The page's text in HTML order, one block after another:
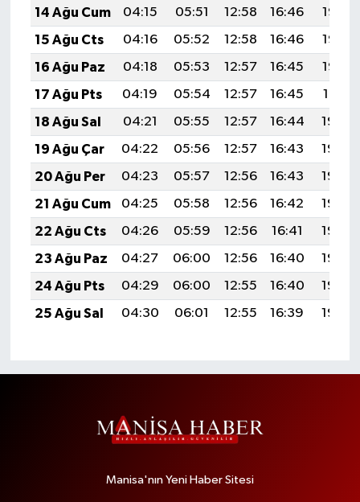
14 Ağu Cum
04:15 05:51 12:58 16:46
19:55
15 Ağu Cts
04:16 05:52 12:58 16:46
19:53
16 Ağu Paz
04:18 05:53 12:57 16:45
19:52
17 Ağu Pts
04:19 05:54 12:57 16:45
19:51
18 Ağu Sal
04:21 05:55 12:57 16:44
19:49
19 Ağu Çar
04:22 05:56 12:57 16:43
19:48
20 Ağu Per
04:23 05:57 12:56 16:43
19:46
21 Ağu Cum
04:25 05:58 12:56 16:42
19:45
22 Ağu Cts
04:26 05:59 12:56 16:41
19:43
23 Ağu Paz
04:27 06:00 12:56 16:40
19:42
24 Ağu Pts
04:29 06:00 12:55 16:40
19:40
25 Ağu Sal
04:30 06:01 12:55 16:39 19:39
Manisa'nın Yeni Haber Sitesi